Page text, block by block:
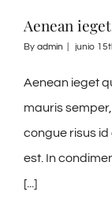
Aenean
By admin junio
Aenean ieget
mauris
congue risus
est. In
[...]